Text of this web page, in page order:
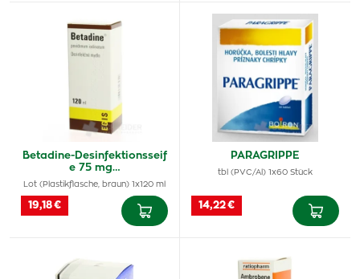
Betadine-Desinfektionsseif
e 75 mg…
Lot (Plastikflasche, braun) 1x120 ml
19,18 €
PARAGRIPPE
tbl (PVC/Al) 1x60 Stück
14,22 €